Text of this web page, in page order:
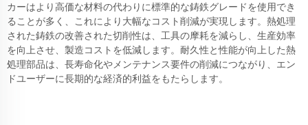
カーはより高価な材料の代わりに標準的な鋳鉄グレードを使用でき
ることが多く、これにより大幅なコスト削減が実現します。熱処理
された鋳鉄の改善された切削性は、工具の摩耗を減らし、生産効率
を向上させ、製造コストを低減します。耐久性と性能が向上した熱
処理部品は、長寿命化やメンテナンス要件の削減につながり、エン
ドユーザーに長期的な経済的利益をもたらします。